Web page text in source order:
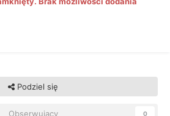
Podziel się
Obserwujący 0